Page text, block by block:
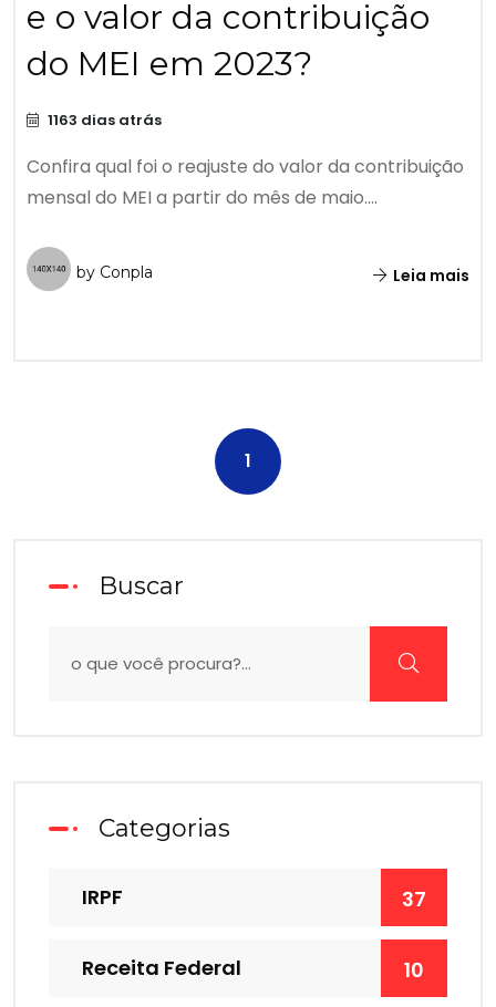
e o valor da contribuição
do MEI em 2023?
1163 dias atrás
Confira qual foi o reajuste do valor da contribuição
mensal do MEI a partir do mês de maio....
by Conpla Leia mais
1
Buscar
Categorias
IRPF 37
Receita Federal 10